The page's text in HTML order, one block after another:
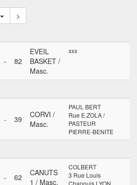
>
- 82
EVEIL
BASKET /
Masc.
xxx
- 39
CORVI /
Masc.
PAUL BERT
Rue E.ZOLA /
PASTEUR
PIERRE-BENITE
- 62
CANUTS
1 / Masc.
COLBERT
3 Rue Louis
Chappuis LYON